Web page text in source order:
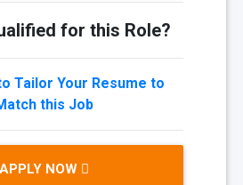
for this Role?
Tailor Your Resume to
this Job
APPLY NOW